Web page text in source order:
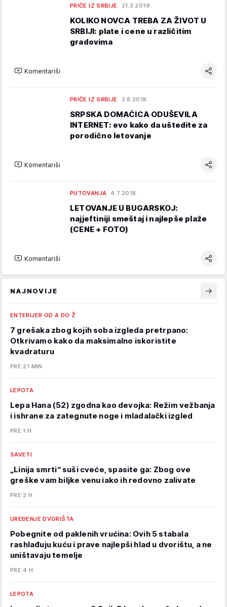
PRIČE IZ SRBIJE 21.3.2019.
KOLIKO NOVCA TREBA ZA ŽIVOT U
SRBIJI: plate i cene u različitim
gradovima
Komentariši
PRIČE IZ SRBIJE 2.8.2018.
SRPSKA DOMAĆICA ODUŠEVILA
INTERNET: evo kako da uštedite za
porodično letovanje
Komentariši
PUTOVANJA 4.7.2018.
LETOVANJE U BUGARSKOJ:
najjeftiniji smeštaj i najlepše plaže
(CENE + FOTO)
Komentariši
NAJNOVIJE
ENTERIJER OD A DO Ž
7 grešaka zbog kojih soba izgleda pretrpano:
Otkrivamo kako da maksimalno iskoristite
kvadraturu
PRE 21 MIN
LEPOTA
Lepa Hana (52) zgodna kao devojka: Režim vežbanja
i ishrane za zategnute noge i mladalački izgled
PRE 1 H
SAVETI
„Linija smrti“ suši cveće, spasite ga: Zbog ove
greške vam biljke venu iako ih redovno zalivate
PRE 2 H
UREĐENJE DVORIŠTA
Pobegnite od paklenih vrućina: Ovih 5 stabala
rashlađuju kuću i prave najlepši hlad u dvorištu, a ne
uništavaju temelje
PRE 4 H
LEPOTA